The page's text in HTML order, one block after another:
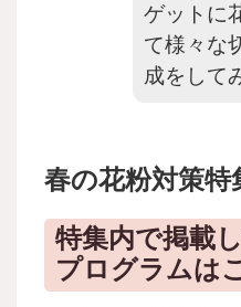
ゲットに
て様々な
成をして
春の花粉対策特
特集内で掲載
プログラムは